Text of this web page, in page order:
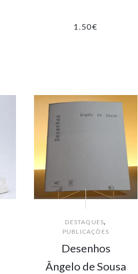
1.50€
DESTAQUES,
PUBLICAÇÕES
Desenhos
Ângelo de Sousa